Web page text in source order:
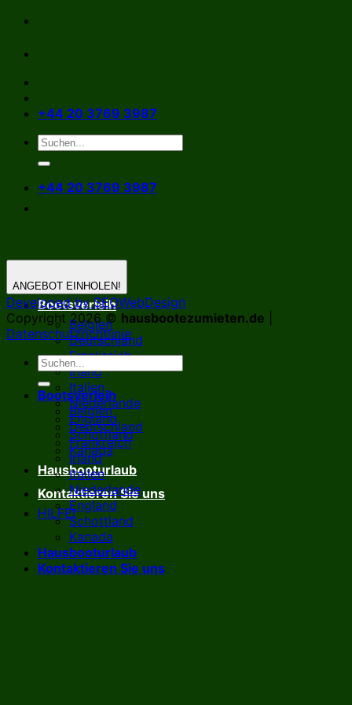
Zum
springen
+44 20 3769 3987
+44 20 3769 3987
Bootsverleih
Belgien
Deutschland
Frankreich
Irland
Italien
Niederlande
England
Schottland
Kanada
Hausbooturlaub
Kontaktieren Sie uns
HILFE!
ANGEBOT EINHOLEN!
Developed by SEOWebDesign
Copyright 2026 © hausbootezumieten.de
Datenschutzrichtlinie
Bootsverleih
Belgien
Deutschland
Frankreich
Irland
Italien
Niederlande
England
Schottland
Kanada
Hausbooturlaub
Kontaktieren Sie uns